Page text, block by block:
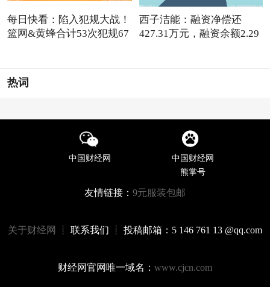
每日快看：陷入犯规大战！
篮网&黄蜂合计53次犯规67
西子洁能：融资净偿还
427.31万元，融资余额2.29
热词
中国财经网
中国财经网
熊掌号
友情链接： 9元服装包邮
关于财经网 ┊ 联系我们 ┊ 投稿邮箱：5 146 761 13 @qq.com
财经网官网唯一域名： www.cjcn.com